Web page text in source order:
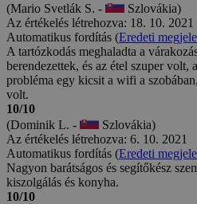
(Mario Svetlák S. -
Szlovákia)
Az értékelés létrehozva: 18. 10. 2021
Automatikus fordítás (Eredeti
A tartózkodás meghaladta a
berendezettek, és az étel szuper volt,
probléma egy kicsit a wifi a
volt.
10/10
(Dominik L. -
Szlovákia)
Az értékelés létrehozva: 6. 10. 2021
Automatikus fordítás (Eredeti
Nagyon barátságos és segítőkész
kiszolgálás és konyha.
10/10